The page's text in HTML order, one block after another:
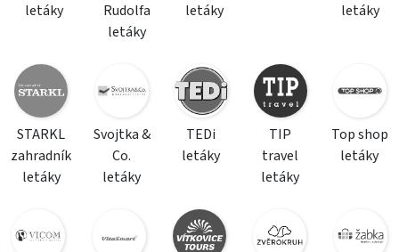
letáky
Rudolfa
letáky
letáky
letáky
STARKL
zahradník
letáky
Svojtka &
Co.
letáky
TEDi
letáky
TIP
travel
letáky
Top shop
letáky